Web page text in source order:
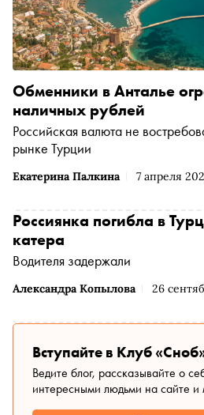
Екатерина Палкина 7 апреля
Обменники в Анталье
наличных рублей
Российская валюта не
рынке Турции
Александра Копылова 26
Россиянка погибла в
катера
Водителя задержали
Вступайте в Клуб
Ведите блог, рассказывайте о
интересными людьми на сайте и